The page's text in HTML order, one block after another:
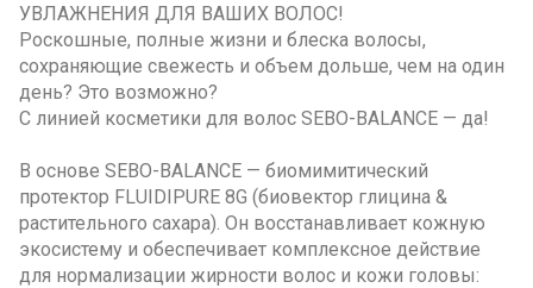
УВЛАЖНЕНИЯ ДЛЯ ВАШИХ ВОЛОС!
Роскошные, полные жизни и блеска волосы,
сохраняющие свежесть и объем дольше, чем на один
день? Это возможно?
С линией косметики для волос SEBO-BALANCE — да!
В основе SEBO-BALANCE — биомимитический
протектор FLUIDIPURE 8G (биовектор глицина &
растительного сахара). Он восстанавливает кожную
экосистему и обеспечивает комплексное действие
для нормализации жирности волос и кожи головы: